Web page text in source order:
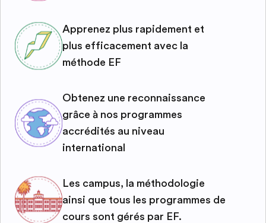
Apprenez plus rapidement et
plus efficacement avec la
méthode EF
Obtenez une reconnaissance
grâce à nos programmes
accrédités au niveau
international
Les campus, la méthodologie
ainsi que tous les programmes de
cours sont gérés par EF.